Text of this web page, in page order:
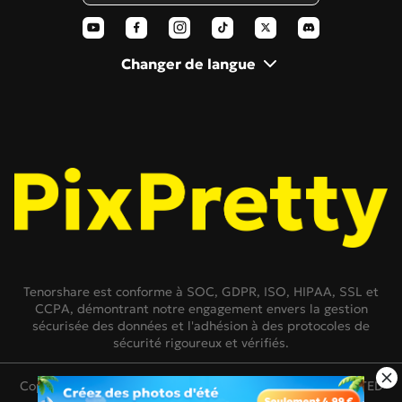
Changer de langue
Polaroid AI
Tenorshare est conforme à SOC, GDPR, ISO, HIPAA, SSL et
CCPA, démontrant notre engagement envers la gestion
sécurisée des données et l'adhésion à des protocoles de
sécurité rigoureux et vérifiés.
Copyright © 2007-2026 TENORSHARE(HONGKONG)LIMITED